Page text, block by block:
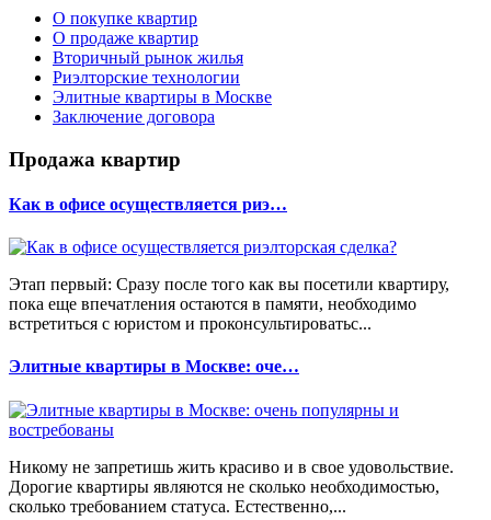
О покупке квартир
О продаже квартир
Вторичный рынок жилья
Риэлторские технологии
Элитные квартиры в Москве
Заключение договора
Продажа квартир
Как в офисе осуществляется риэ…
Этап первый: Сразу после того как вы посетили квартиру,
пока еще впечатления остаются в памяти, необходимо
встретиться с юристом и проконсультироватьс...
Элитные квартиры в Москве: оче…
Никому не запретишь жить красиво и в свое удовольствие.
Дорогие квартиры являются не сколько необходимостью,
сколько требованием статуса. Естественно,...